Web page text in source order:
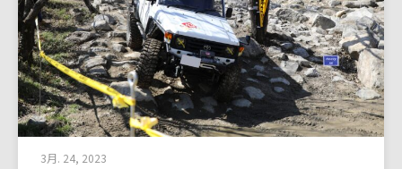
3月. 24, 2023